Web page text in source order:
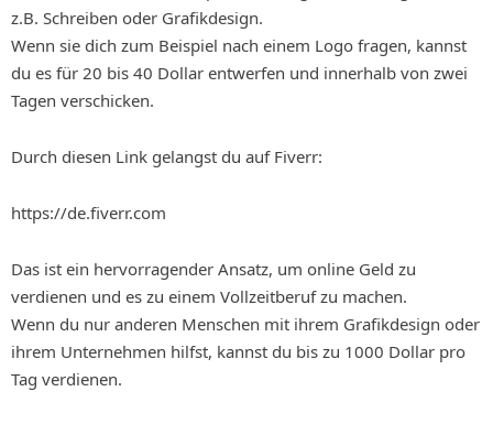
z.B. Schreiben oder Grafikdesign.
Wenn sie dich zum Beispiel nach einem Logo fragen, kannst
du es für 20 bis 40 Dollar entwerfen und innerhalb von zwei
Tagen verschicken.
Durch diesen Link gelangst du auf Fiverr:
https://de.fiverr.com
Das ist ein hervorragender Ansatz, um online Geld zu
verdienen und es zu einem Vollzeitberuf zu machen.
Wenn du nur anderen Menschen mit ihrem Grafikdesign oder
ihrem Unternehmen hilfst, kannst du bis zu 1000 Dollar pro
Tag verdienen.